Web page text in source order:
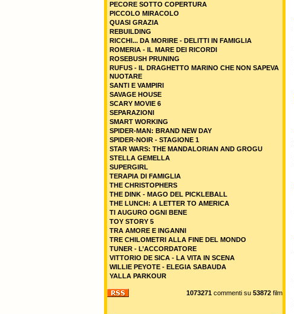
PECORE SOTTO COPERTURA
PICCOLO MIRACOLO
QUASI GRAZIA
REBUILDING
RICCHI... DA MORIRE - DELITTI IN FAMIGLIA
ROMERIA - IL MARE DEI RICORDI
ROSEBUSH PRUNING
RUFUS - IL DRAGHETTO MARINO CHE NON SAPEVA
NUOTARE
SANTI E VAMPIRI
SAVAGE HOUSE
SCARY MOVIE 6
SEPARAZIONI
SMART WORKING
SPIDER-MAN: BRAND NEW DAY
SPIDER-NOIR - STAGIONE 1
STAR WARS: THE MANDALORIAN AND GROGU
STELLA GEMELLA
SUPERGIRL
TERAPIA DI FAMIGLIA
THE CHRISTOPHERS
THE DINK - MAGO DEL PICKLEBALL
THE LUNCH: A LETTER TO AMERICA
TI AUGURO OGNI BENE
TOY STORY 5
TRA AMORE E INGANNI
TRE CHILOMETRI ALLA FINE DEL MONDO
TUNER - L’ACCORDATORE
VITTORIO DE SICA - LA VITA IN SCENA
WILLIE PEYOTE - ELEGIA SABAUDA
YALLA PARKOUR
1073271 commenti su 53872 film